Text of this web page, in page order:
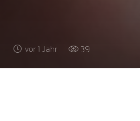
vor 1 Jahr 39